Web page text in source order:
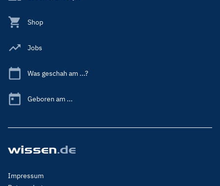
Shop
Jobs
Was geschah am ...?
Geboren am ...
Footer
Impressum